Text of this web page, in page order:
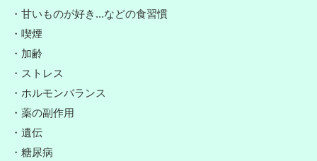
・甘いものが好き...などの食習慣
・喫煙
・加齢
・ストレス
・ホルモンバランス
・薬の副作用
・遺伝
・糖尿病